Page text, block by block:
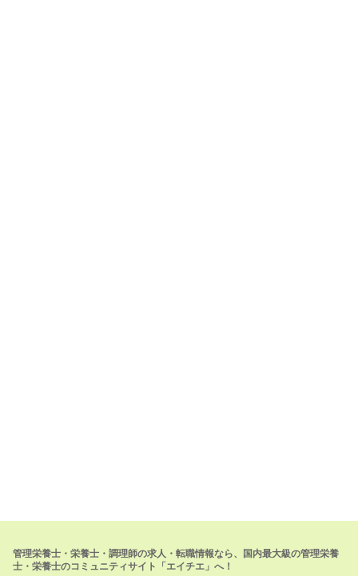
管理栄養士・栄養士・調理師の求人・転職情報なら、国内最大級の管理栄養
士・栄養士のコミュニティサイト「エイチエ」へ！